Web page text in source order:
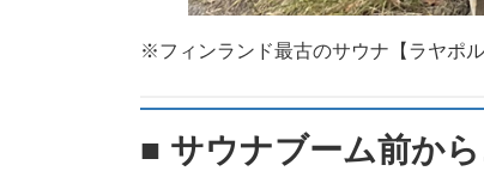
※フィンランド最古のサウナ【ラヤポ
■ サウナブーム前か